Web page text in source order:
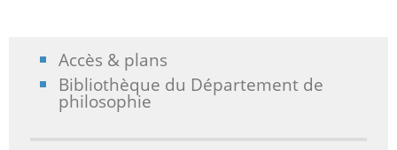
Accès & plans
Bibliothèque du Département de
philosophie